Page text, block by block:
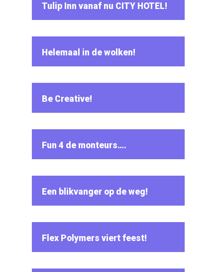
Tulip Inn vanaf nu CITY HOTEL!
Helemaal in de wolken!
Be Creative!
Fun 4 de monteurs….
Een blikvanger op de weg!
Flex Polymers viert feest!